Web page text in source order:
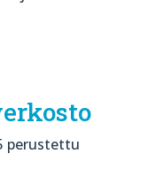
perustettu